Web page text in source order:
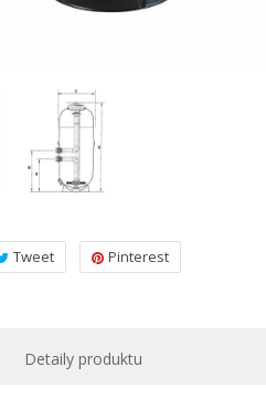
Tweet Pinterest
Detaily produktu